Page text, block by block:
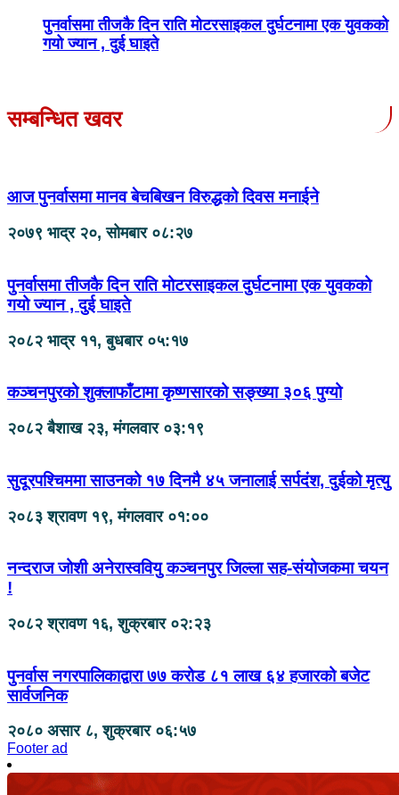
पुनर्वासमा तीजकै दिन राति मोटरसाइकल दुर्घटनामा एक युवकको
गयो ज्यान , दुई घाइते
सम्बन्धित खवर
आज पुनर्वासमा मानव बेचबिखन विरुद्धको दिवस मनाईने
२०७९ भाद्र २०, सोमबार ०८:२७
पुनर्वासमा तीजकै दिन राति मोटरसाइकल दुर्घटनामा एक युवकको
गयो ज्यान , दुई घाइते
२०८२ भाद्र ११, बुधबार ०५:१७
कञ्चनपुरको शुक्लाफाँटामा कृष्णसारको सङ्ख्या ३०६ पुग्यो
२०८२ बैशाख २३, मंगलवार ०३:१९
सुदूरपश्चिममा साउनको १७ दिनमै ४५ जनालाई सर्पदंश, दुईको मृत्यु
२०८३ श्रावण १९, मंगलवार ०१:००
नन्दराज जोशी अनेरास्ववियु कञ्चनपुर जिल्ला सह-संयोजकमा चयन
!
२०८२ श्रावण १६, शुक्रबार ०२:२३
पुनर्वास नगरपालिकाद्वारा ७७ करोड ८१ लाख ६४ हजारको बजेट
सार्वजनिक
२०८० असार ८, शुक्रबार ०६:५७
Footer ad